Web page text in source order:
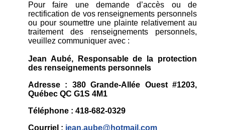
Pour faire une demande d’accès ou de
rectification de vos renseignements personnels
ou pour soumettre une plainte relativement au
traitement des renseignements personnels,
veuillez communiquer avec :
Jean Aubé, Responsable de la protection
des renseignements personnels
Adresse : 380 Grande-Allée Ouest #1203,
Québec QC G1S 4M1
Téléphone : 418-682-0329
Courriel : jean.aube@hotmail.com